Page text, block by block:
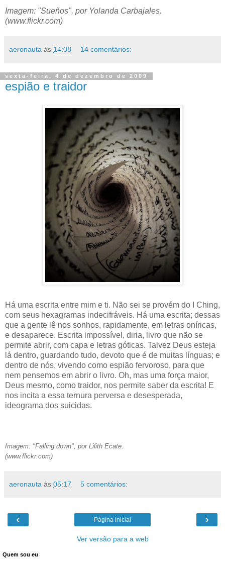
Imagem: "Sueños", por Yolanda Carbajales.
(www.flickr.com)
aeronauta às 14:08 14 comentários:
sexta-feira, 4 de dezembro de 2009
espião e traidor
Há uma escrita entre mim e ti. Não sei se provém do I Ching,
com seus hexagramas indecifráveis. Há uma escrita; dessas
que a gente lê nos sonhos, rapidamente, em letras oníricas,
e desaparece. Escrita impossível, diria, livro que não se
permite abrir, com capa e letras góticas. Talvez Deus esteja
lá dentro, guardando tudo, devoto que é de muitas línguas; e
dentro de nós, vivendo como espião fervoroso, para que
nem pensemos em abrir o livro. Oh, mas uma força maior,
Deus mesmo, como traidor, nos permite saber da escrita! E
nos incita a essa ternura perversa e desesperada,
ideograma dos suicidas.
Imagem: "Falling down", por Lilith Ecate.
(www.flickr.com)
aeronauta às 05:17 5 comentários:
‹ ›
Página inicial
Ver versão para a web
Quem sou eu